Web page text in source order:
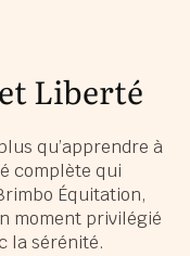
Liberté
qu’apprendre à
complète qui
Équitation,
moment privilégié
la sérénité.